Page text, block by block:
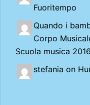
Fuoritempo
Quando i
Corpo
Scuola musica
stefania on